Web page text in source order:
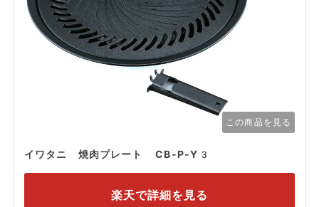
この商品を見る
イワタニ 焼肉プレート CB-P-Y3
楽天で詳細を見る